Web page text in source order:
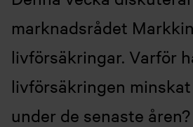
marknadsrådet
livförsäkringar. Varför
livförsäkringen
under de senaste